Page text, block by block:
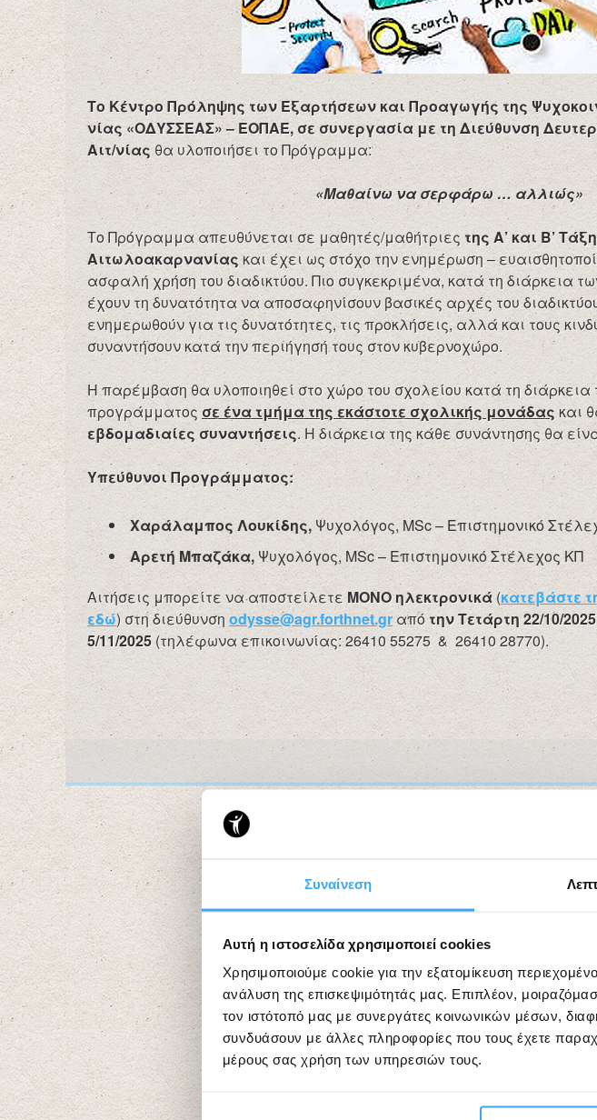
Συναίνεση
Αυτή η ιστοσελίδα χρησιμοποιεί cookies
Χρησιμοποιούμε cookie για την εξατομίκευση
ανάλυση της επισκεψιμότητάς μας. Επιπλέον,
τον ιστότοπό μας με συνεργάτες κοινωνικών μέσων,
συνδυάσουν με άλλες πληροφορίες που τους έχετε
μέρους σας χρήση των υπηρεσιών τους.
Το Κέντρο Πρόληψης των Εξαρτήσεων και Προαγωγής της
νίας «ΟΔΥΣΣΕΑΣ» – ΕΟΠΑΕ, σε συνεργασία με τη Διεύθυνση
Αιτ/νίαςθα υλοποιήσει το Πρόγραμμα:
«Μαθαίνω να σερφάρω … αλλιώς»
Το Πρόγραμμα απευθύνεται σε μαθητές/μαθήτριεςτης Α’ και Β’
Αιτωλοακαρνανίαςκαι έχει ως στόχο την ενημέρωση –
ασφαλή χρήση του διαδικτύου. Πιο συγκεκριμένα, κατά τη διάρκεια
έχουν τη δυνατότητα να αποσαφηνίσουν βασικές αρχές του
ενημερωθούν για τις δυνατότητες, τις προκλήσεις, αλλά και τους
συναντήσουν κατά την περιήγησή τους στον κυβερνοχώρο.
Η παρέμβαση θα υλοποιηθεί στο χώρο του σχολείου κατά τη διάρκεια
προγράμματοςσε ένα τμήμα της εκάστοτε σχολικής μονάδαςκαι
εβδομαδιαίες συναντήσεις. Η διάρκεια της κάθε συνάντησης θα
Υπεύθυνοι Προγράμματος:
Χαράλαμπος Λουκίδης,Ψυχολόγος, MSc – Επιστημονικό
Αρετή Μπαζάκα,Ψυχολόγος, MSc – Επιστημονικό Στέλεχος ΚΠ
Αιτήσεις μπορείτε να αποστείλετεΜΟΝΟ ηλεκτρονικά (κατεβάστε
εδώ) στη διεύθυνσηodysse@agr.forthnet.grαπότην Τετάρτη 22/10/
5/11/2025(τηλέφωνα επικοινωνίας: 26410 55275 & 26410 28770).